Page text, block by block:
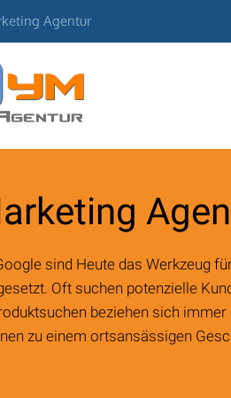
Agentur
sind Heute das Werkzeug
Oft suchen potenzielle
beziehen sich
zu einem ortsansässigen